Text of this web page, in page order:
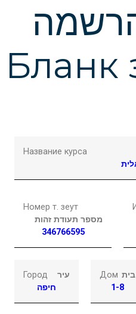
Бланк
Название курса
Номер т. зеут
מספר תעודת זהות
346766595
Город
עיר
חיפה
Дом בית
1-8
font_download Выделить ссылки